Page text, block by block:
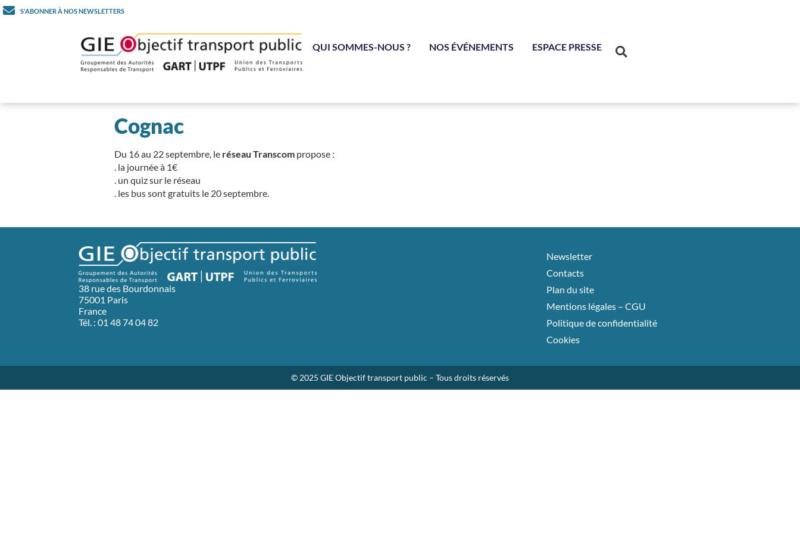
S'ABONNER À NOS NEWSLETTERS
QUI SOMMES-NOUS ? NOS ÉVÉNEMENTS ESPACE PRESSE
Cognac
Du 16 au 22 septembre, le réseau Transcom propose :
. la journée à 1€
. un quiz sur le réseau
. les bus sont gratuits le 20 septembre.
38 rue des Bourdonnais
75001 Paris
France
Tél. : 01 48 74 04 82
Newsletter
Contacts
Plan du site
Mentions légales – CGU
Politique de confidentialité
Cookies
© 2025 GIE Objectif transport public – Tous droits réservés